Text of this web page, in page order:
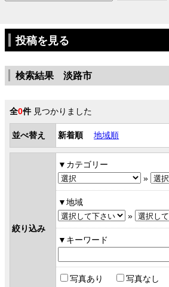
投稿を見る
検索結果 淡路市
全0件 見つかりました
並べ替え 新着順 地域順
絞り込み
カテゴリー
»
地域
»
キーワード
写真あり
写真なし